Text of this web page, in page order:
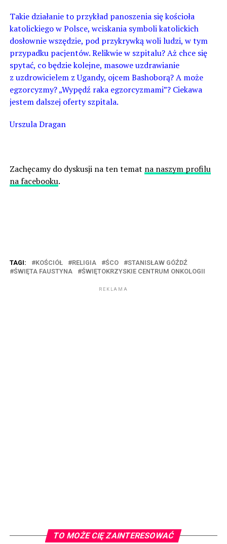
Takie działanie to przykład panoszenia się kościoła
katolickiego w Polsce, wciskania symboli katolickich
dosłownie wszędzie, pod przykrywką woli ludzi, w tym
przypadku pacjentów. Relikwie w szpitalu? Aż chce się
spytać, co będzie kolejne, masowe uzdrawianie
z uzdrowicielem z Ugandy, ojcem Bashoborą? A może
egzorcyzmy? „Wypędź raka egzorcyzmami”? Ciekawa
jestem dalszej oferty szpitala.
Urszula Dragan
Zachęcamy do dyskusji na ten temat na naszym profilu
na facebooku.
TAGI: KOŚCIÓŁ RELIGIA ŚCO
STANISŁAW GÓŹDŹ
ŚWIĘTA FAUSTYNA
ŚWIĘTOKRZYSKIE CENTRUM ONKOLOGII
REKLAMA
TO MOŻE CIĘ ZAINTERESOWAĆ